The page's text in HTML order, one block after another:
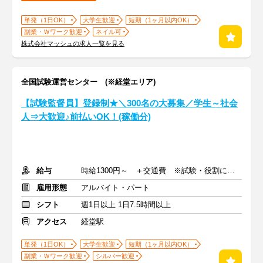
単発（1日OK） 大学生歓迎
短期（1ヶ月以内OK）
副業・Ｗワーク歓迎
ネイル可
株式会社マッシュの求人一覧を見る
全国試験運営センター (※経堂エリア)
【試験監督員】登録制★＼300名の大募集／学生～社会
人⇒大歓迎♪前払いOK！(稼働分)
給与
時給1300円～ ＋交通費 ※試験・役割により手当あり
雇用形態
アルバイト・パート
シフト
週1日以上 1日7.5時間以上
アクセス
経堂駅
単発（1日OK） 大学生歓迎
短期（1ヶ月以内OK）
副業・Ｗワーク歓迎
シルバー歓迎